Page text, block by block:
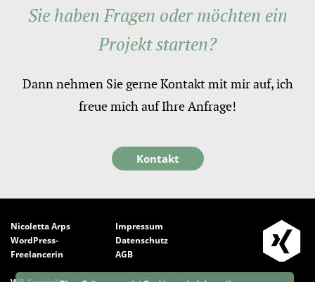
Sie haben Fragen oder möchten ein
Projekt starten?
Dann nehmen Sie gerne Kontakt mit mir auf, ich
freue mich auf Ihre Anfrage!
Kontakt
Nicoletta Arps
WordPress-
Freelancerin
Impressum
Datenschutz
AGB